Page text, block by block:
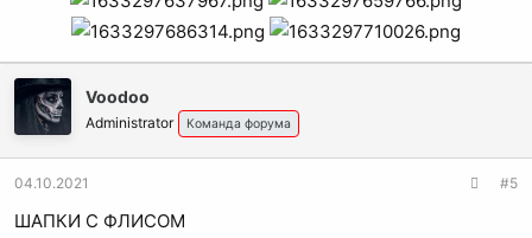
Voodoo
Administrator Команда форума
04.10.2021 #5
ШАПКИ С ФЛИСОМ